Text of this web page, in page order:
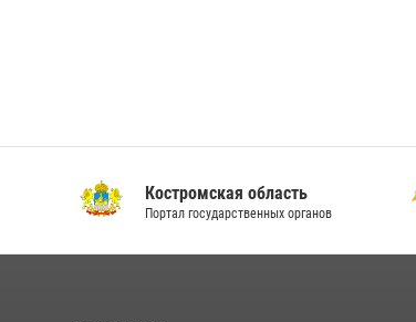
Костромская область
Портал государственных органов